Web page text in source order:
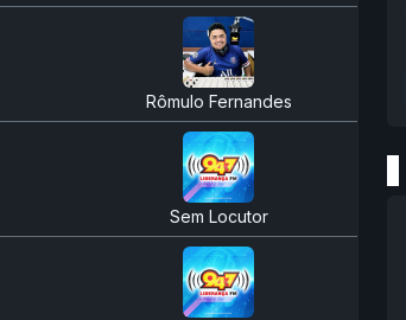
Rômulo Fernandes
Sem Locutor